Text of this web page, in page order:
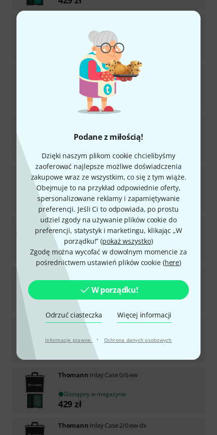
Podane z miłością!
Dzięki naszym plikom cookie chcielibyśmy
zaoferować najlepsze możliwe doświadczenia
zakupowe wraz ze wszystkim, co się z tym wiąże.
Obejmuje to na przykład odpowiednie oferty,
spersonalizowane reklamy i zapamiętywanie
preferencji. Jeśli Ci to odpowiada, po prostu
udziel zgody na używanie plików cookie do
preferencji, statystyk i marketingu, klikając „W
porządku!” (pokaż wszystko)
Zgodę można wycofać w dowolnym momencie za
pośrednictwem ustawień plików cookie (here)
W porządku!
Odrzuć ciasteczka Więcej informacji
Informacje prawne · Ochrona danych osobowych
Dostępny w magazynie
EVA Inlay Case 4/4 free solo
Dostępny w magazynie
Dostępny w magazynie
429
Thomann Inlay Case 4/4 ew-dx
Dostępny za 1–2 tygodnie
429zł
ThomannWireless MIC12 Case
Dostępny w magazynie
298 zł
Thomann
Dostępny w magazynie
429zł
ThomannInlay Case 0/4 ew-dx
Dostępny w magazynie
Thomann Inlay Case 0/6 ew
Dostępny w magazynie
429 zł
Thomann Inlay Case 2/0 ew-dx